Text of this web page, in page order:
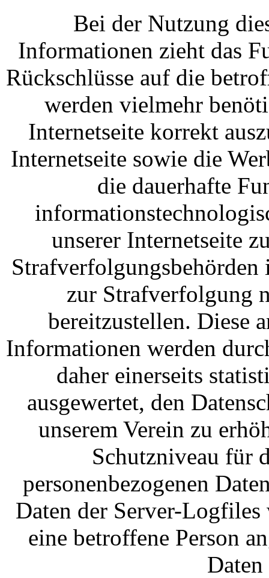
Bei der Nutzung
Informationen zieht das
Rückschlüsse auf die
werden vielmehr
Internetseite korrekt
Internetseite sowie die
die dauerhafte
unserer Internetseite
zur Strafverfolgung
bereitzustellen. Diese
Informationen werden
daher einerseits
ausgewertet, den
unserem Verein zu
Schutzniveau für
personenbezogenen
Daten der Server-
eine betroffene Person
Daten